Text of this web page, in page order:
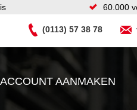
60.000
(0113) 57 38 78
ACCOUNT AANMAKEN